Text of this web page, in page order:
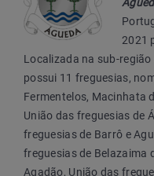
2021
Localizada na sub-
possui 11 freguesias,
Fermentelos, Macinhata
União das freguesias de
freguesias de Barrô e
freguesias de Belazaima
Agadão, União das